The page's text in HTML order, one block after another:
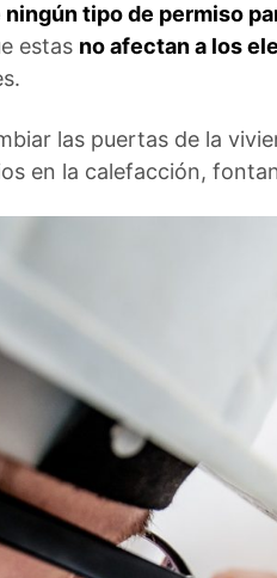
tipo de permiso
estas no afectan a los
las puertas de la
en la calefacción,